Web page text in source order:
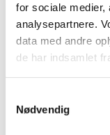
for sociale medier,
analysepartnere.
data med andre
de har indsamlet
Nødvendig
2018 (46)
2017 (36)
2013 (45)